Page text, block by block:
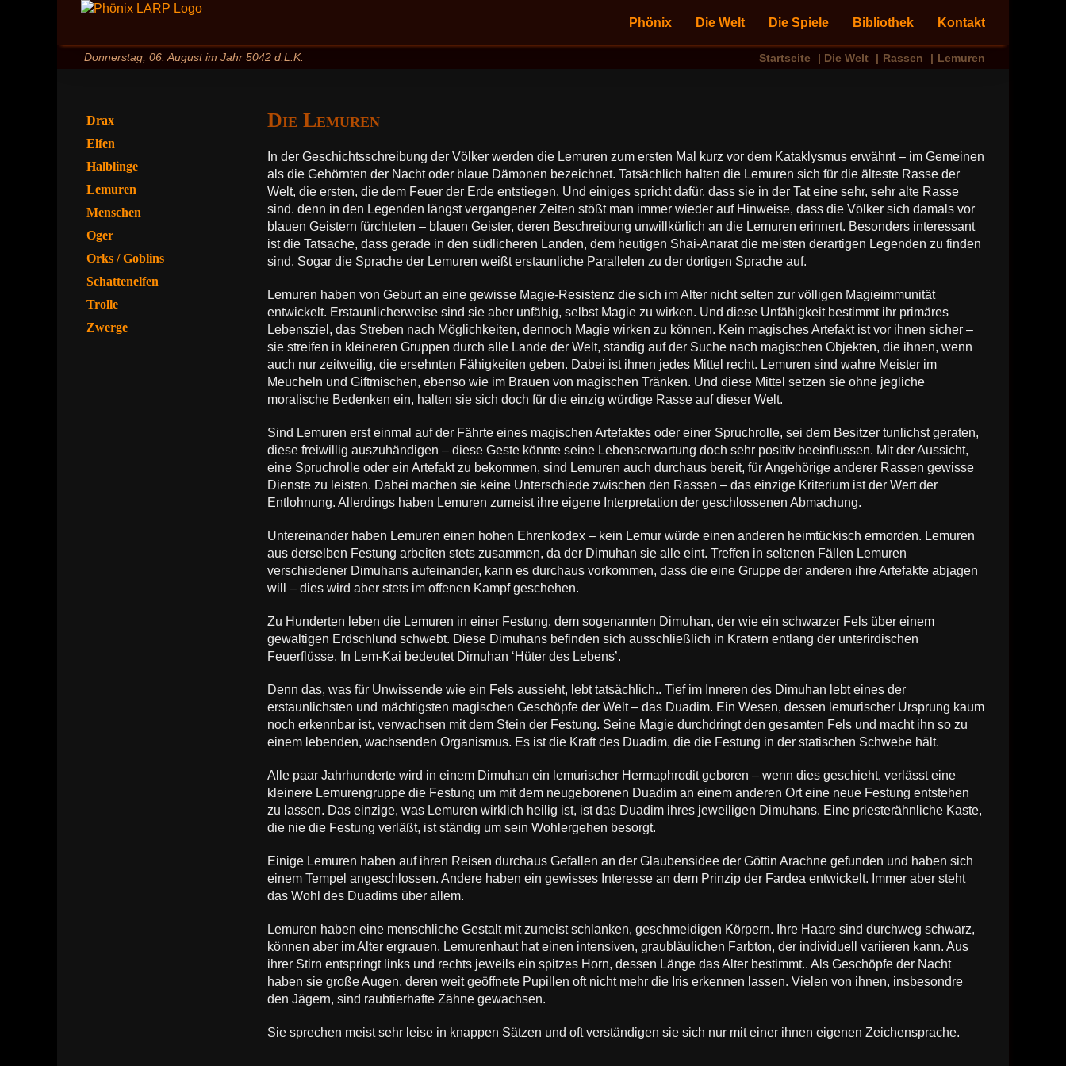
Phönix Die Welt Die Spiele Bibliothek Kontakt
Donnerstag, 06. August im Jahr 5042 d.L.K. Startseite Die Welt Rassen Lemuren
Drax
Elfen
Halblinge
Lemuren
Menschen
Oger
Orks / Goblins
Schattenelfen
Trolle
Zwerge
Die Lemuren
In der Geschichtsschreibung der Völker werden die Lemuren zum ersten Mal kurz vor dem Kataklysmus erwähnt – im Gemeinen
als die Gehörnten der Nacht oder blaue Dämonen bezeichnet. Tatsächlich halten die Lemuren sich für die älteste Rasse der
Welt, die ersten, die dem Feuer der Erde entstiegen. Und einiges spricht dafür, dass sie in der Tat eine sehr, sehr alte Rasse
sind. denn in den Legenden längst vergangener Zeiten stößt man immer wieder auf Hinweise, dass die Völker sich damals vor
blauen Geistern fürchteten – blauen Geister, deren Beschreibung unwillkürlich an die Lemuren erinnert. Besonders interessant
ist die Tatsache, dass gerade in den südlicheren Landen, dem heutigen Shai-Anarat die meisten derartigen Legenden zu finden
sind. Sogar die Sprache der Lemuren weißt erstaunliche Parallelen zu der dortigen Sprache auf.
Lemuren haben von Geburt an eine gewisse Magie-Resistenz die sich im Alter nicht selten zur völligen Magieimmunität
entwickelt. Erstaunlicherweise sind sie aber unfähig, selbst Magie zu wirken. Und diese Unfähigkeit bestimmt ihr primäres
Lebensziel, das Streben nach Möglichkeiten, dennoch Magie wirken zu können. Kein magisches Artefakt ist vor ihnen sicher –
sie streifen in kleineren Gruppen durch alle Lande der Welt, ständig auf der Suche nach magischen Objekten, die ihnen, wenn
auch nur zeitweilig, die ersehnten Fähigkeiten geben. Dabei ist ihnen jedes Mittel recht. Lemuren sind wahre Meister im
Meucheln und Giftmischen, ebenso wie im Brauen von magischen Tränken. Und diese Mittel setzen sie ohne jegliche
moralische Bedenken ein, halten sie sich doch für die einzig würdige Rasse auf dieser Welt.
Sind Lemuren erst einmal auf der Fährte eines magischen Artefaktes oder einer Spruchrolle, sei dem Besitzer tunlichst geraten,
diese freiwillig auszuhändigen – diese Geste könnte seine Lebenserwartung doch sehr positiv beeinflussen. Mit der Aussicht,
eine Spruchrolle oder ein Artefakt zu bekommen, sind Lemuren auch durchaus bereit, für Angehörige anderer Rassen gewisse
Dienste zu leisten. Dabei machen sie keine Unterschiede zwischen den Rassen – das einzige Kriterium ist der Wert der
Entlohnung. Allerdings haben Lemuren zumeist ihre eigene Interpretation der geschlossenen Abmachung.
Untereinander haben Lemuren einen hohen Ehrenkodex – kein Lemur würde einen anderen heimtückisch ermorden. Lemuren
aus derselben Festung arbeiten stets zusammen, da der Dimuhan sie alle eint. Treffen in seltenen Fällen Lemuren
verschiedener Dimuhans aufeinander, kann es durchaus vorkommen, dass die eine Gruppe der anderen ihre Artefakte abjagen
will – dies wird aber stets im offenen Kampf geschehen.
Zu Hunderten leben die Lemuren in einer Festung, dem sogenannten Dimuhan, der wie ein schwarzer Fels über einem
gewaltigen Erdschlund schwebt. Diese Dimuhans befinden sich ausschließlich in Kratern entlang der unterirdischen
Feuerflüsse. In Lem-Kai bedeutet Dimuhan ‘Hüter des Lebens’.
Denn das, was für Unwissende wie ein Fels aussieht, lebt tatsächlich.. Tief im Inneren des Dimuhan lebt eines der
erstaunlichsten und mächtigsten magischen Geschöpfe der Welt – das Duadim. Ein Wesen, dessen lemurischer Ursprung kaum
noch erkennbar ist, verwachsen mit dem Stein der Festung. Seine Magie durchdringt den gesamten Fels und macht ihn so zu
einem lebenden, wachsenden Organismus. Es ist die Kraft des Duadim, die die Festung in der statischen Schwebe hält.
Alle paar Jahrhunderte wird in einem Dimuhan ein lemurischer Hermaphrodit geboren – wenn dies geschieht, verlässt eine
kleinere Lemurengruppe die Festung um mit dem neugeborenen Duadim an einem anderen Ort eine neue Festung entstehen
zu lassen. Das einzige, was Lemuren wirklich heilig ist, ist das Duadim ihres jeweiligen Dimuhans. Eine priesterähnliche Kaste,
die nie die Festung verläßt, ist ständig um sein Wohlergehen besorgt.
Einige Lemuren haben auf ihren Reisen durchaus Gefallen an der Glaubensidee der Göttin Arachne gefunden und haben sich
einem Tempel angeschlossen. Andere haben ein gewisses Interesse an dem Prinzip der Fardea entwickelt. Immer aber steht
das Wohl des Duadims über allem.
Lemuren haben eine menschliche Gestalt mit zumeist schlanken, geschmeidigen Körpern. Ihre Haare sind durchweg schwarz,
können aber im Alter ergrauen. Lemurenhaut hat einen intensiven, graubläulichen Farbton, der individuell variieren kann. Aus
ihrer Stirn entspringt links und rechts jeweils ein spitzes Horn, dessen Länge das Alter bestimmt.. Als Geschöpfe der Nacht
haben sie große Augen, deren weit geöffnete Pupillen oft nicht mehr die Iris erkennen lassen. Vielen von ihnen, insbesondre
den Jägern, sind raubtierhafte Zähne gewachsen.
Sie sprechen meist sehr leise in knappen Sätzen und oft verständigen sie sich nur mit einer ihnen eigenen Zeichensprache.